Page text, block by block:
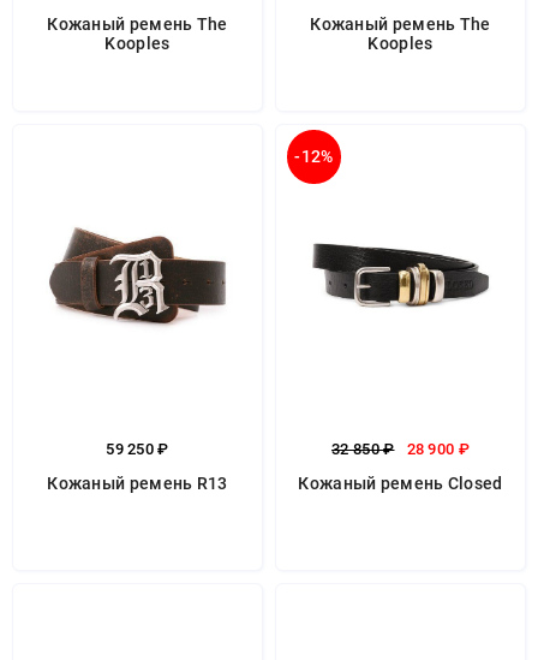
Кожаный ремень The
Kooples
Кожаный ремень The
Kooples
59 250 ₽
Кожаный ремень R13
-12%
32 850 ₽ 28 900 ₽
Кожаный ремень Closed